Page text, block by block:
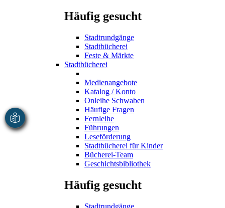
Häufig gesucht
Stadtrundgänge
Stadtbücherei
Feste & Märkte
Stadtbücherei
Medienangebote
Katalog / Konto
Onleihe Schwaben
Häufige Fragen
Fernleihe
Führungen
Leseförderung
Stadtbücherei für Kinder
Bücherei-Team
Geschichtsbibliothek
Häufig gesucht
Stadtrundgänge